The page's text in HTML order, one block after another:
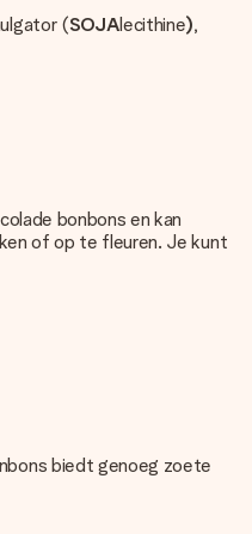
(SOJAlecithine),
bonbons en kan
of op te fleuren. Je kunt
biedt genoeg zoete